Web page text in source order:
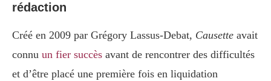
rédaction
Créé en 2009 par Grégory Lassus-Debat, Causette avait
connu un fier succès avant de rencontrer des difficultés
et d’être placé une première fois en liquidation